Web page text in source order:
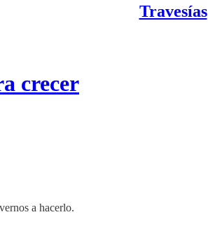
Travesías
crecer
a hacerlo.